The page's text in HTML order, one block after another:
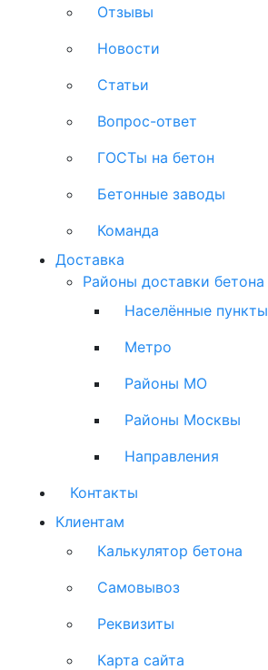
Отзывы
Новости
Статьи
Вопрос-ответ
ГОСТы на бетон
Бетонные заводы
Команда
Доставка
Районы доставки бетона
Населённые пункты
Метро
Районы МО
Районы Москвы
Направления
Контакты
Клиентам
Калькулятор бетона
Самовывоз
Реквизиты
Карта сайта